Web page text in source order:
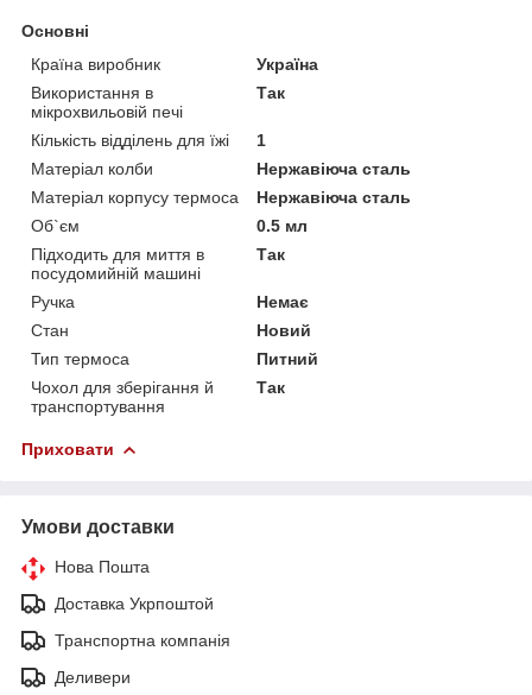
Основні
Країна виробник
Україна
Використання в
мікрохвильовій печі
Так
Кількість відділень для їжі
1
Матеріал колби
Нержавіюча сталь
Матеріал корпусу термоса
Нержавіюча сталь
Об`єм
0.5 мл
Підходить для миття в
посудомийній машині
Так
Ручка
Немає
Стан
Новий
Тип термоса
Питний
Чохол для зберігання й
транспортування
Так
Приховати
Умови доставки
Нова Пошта
Доставка Укрпоштой
Транспортна компанія
Деливери